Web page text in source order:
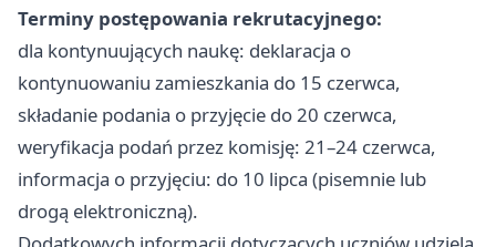
Terminy postępowania rekrutacyjnego:
dla kontynuujących naukę: deklaracja o
kontynuowaniu zamieszkania do 15 czerwca,
składanie podania o przyjęcie do 20 czerwca,
weryfikacja podań przez komisję: 21–24 czerwca,
informacja o przyjęciu: do 10 lipca (pisemnie lub
drogą elektroniczną).